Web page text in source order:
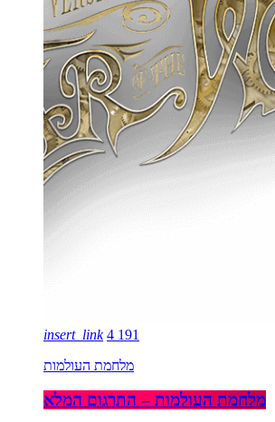
insert_link 4 191
מלחמת העולמות
מלחמת העולמות – התרגום המלא